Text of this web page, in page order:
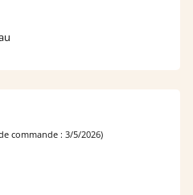
commande : 3/5/2026)